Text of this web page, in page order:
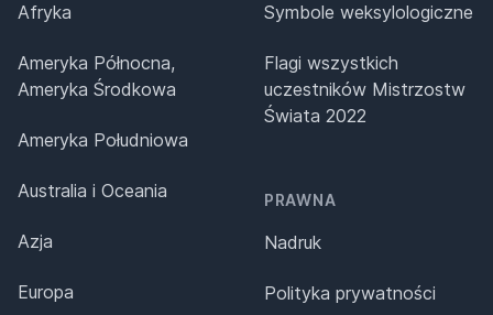
Afryka
Ameryka Północna,
Ameryka Środkowa
Ameryka Południowa
Australia i Oceania
Azja
Europa
Symbole weksylologiczne
Flagi wszystkich
uczestników Mistrzostw
Świata 2022
PRAWNA
Nadruk
Polityka prywatności